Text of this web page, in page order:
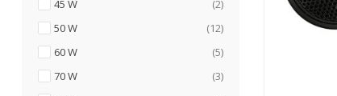
45 W
2
50 W
12articole
60 W
5articole
70 W
3articole